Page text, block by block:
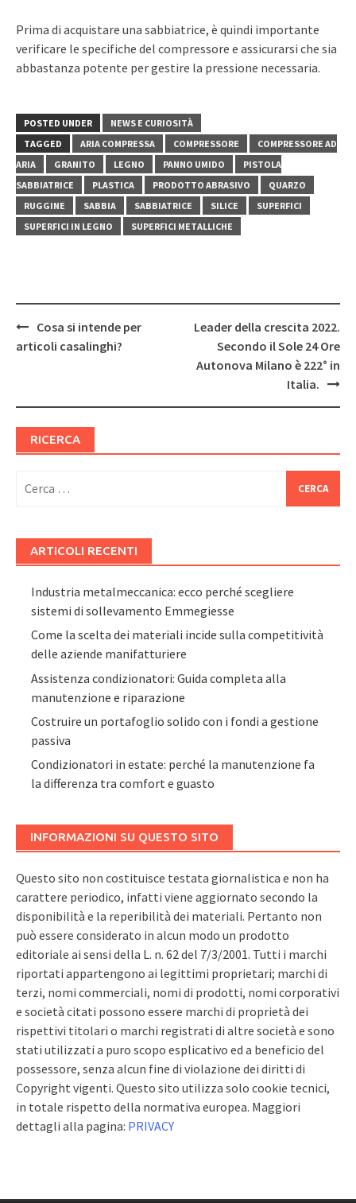
Prima di acquistare una sabbiatrice, è quindi importante
verificare le specifiche del compressore e assicurarsi che sia
abbastanza potente per gestire la pressione necessaria.
POSTED UNDER
NEWS E CURIOSITÀ
TAGGED
ARIA COMPRESSA COMPRESSORE
COMPRESSORE AD
ARIA
GRANITO LEGNO PANNO UMIDO
PISTOLA
SABBIATRICE
PLASTICA PRODOTTO ABRASIVO
QUARZO
RUGGINE
SABBIA SABBIATRICE SILICE
SUPERFICI
SUPERFICI IN LEGNO
SUPERFICI METALLICHE
Post
navigation
Cosa si intende per
articoli casalinghi?
Leader della crescita 2022.
Secondo il Sole 24 Ore
Autonova Milano è 222° in
Italia.
RICERCA
per:
ARTICOLI RECENTI
Industria metalmeccanica: ecco perché scegliere
sistemi di sollevamento Emmegiesse
Come la scelta dei materiali incide sulla competitività
delle aziende manifatturiere
Assistenza condizionatori: Guida completa alla
manutenzione e riparazione
Costruire un portafoglio solido con i fondi a gestione
passiva
Condizionatori in estate: perché la manutenzione fa
la differenza tra comfort e guasto
INFORMAZIONI SU QUESTO SITO
Questo sito non costituisce testata giornalistica e non ha
carattere periodico, infatti viene aggiornato secondo la
disponibilità e la reperibilità dei materiali. Pertanto non
può essere considerato in alcun modo un prodotto
editoriale ai sensi della L. n. 62 del 7/3/2001. Tutti i marchi
riportati appartengono ai legittimi proprietari; marchi di
terzi, nomi commerciali, nomi di prodotti, nomi corporativi
e società citati possono essere marchi di proprietà dei
rispettivi titolari o marchi registrati di altre società e sono
stati utilizzati a puro scopo esplicativo ed a beneficio del
possessore, senza alcun fine di violazione dei diritti di
Copyright vigenti. Questo sito utilizza solo cookie tecnici,
in totale rispetto della normativa europea. Maggiori
dettagli alla pagina: PRIVACY